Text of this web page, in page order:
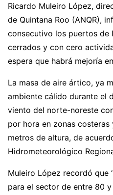
Ricardo Muleiro López,
de Quintana Roo (ANQR),
consecutivo los puertos de
cerrados y con cero
espera que habrá mejoría
La masa de aire ártico, ya
ambiente cálido durante el
viento del norte-noreste
por hora en zonas
metros de altura, de
Hidrometeorológico
Muleiro López recordó que
para el sector de entre 80